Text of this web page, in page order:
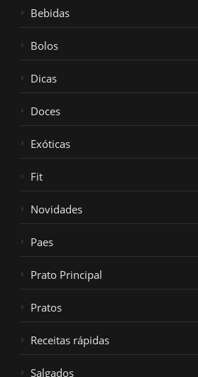
Bebidas
Bolos
Dicas
Doces
Exóticas
Fit
Novidades
Paes
Prato Principal
Pratos
Receitas rápidas
Salgados